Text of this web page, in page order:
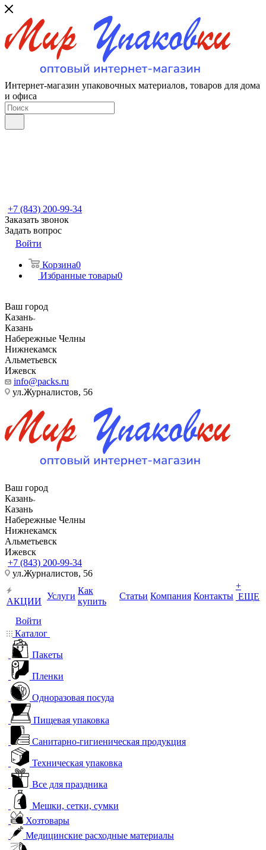
Интернет-магазин упаковочных материалов, товаров для дома
и офиса
+7 (843) 200-99-34
Заказать звонок
Задать вопрос
Войти
Корзина0
Избранные товары0
Ваш город
Казань
Казань
Набережные Челны
Нижнекамск
Альметьевск
Ижевск
info@packs.ru
ул.Журналистов, 56
Ваш город
Казань
Казань
Набережные Челны
Нижнекамск
Альметьевск
Ижевск
+7 (843) 200-99-34
ул.Журналистов, 56
АКЦИИ
Услуги
Как
купить
Статьи Компания Контакты
+
ЕЩЕ
Войти
Каталог
Пакеты
Пленки
Одноразовая посуда
Пищевая упаковка
Санитарно-гигиеническая продукция
Техническая упаковка
Все для праздника
Мешки, сетки, сумки
Хозтовары
Медицинские расходные материалы